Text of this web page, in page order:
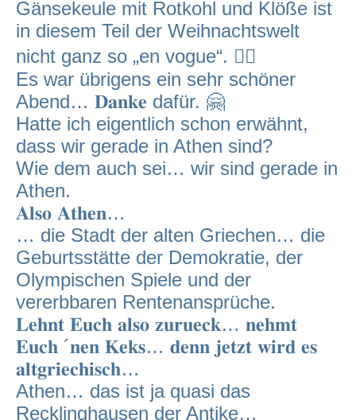
Gänsekeule mit Rotkohl und Klöße ist
in diesem Teil der Weihnachtswelt
nicht ganz so „en vogue“. 🤷‍♂️
Es war übrigens ein sehr schöner
Abend… 𝐃𝐚𝐧𝐤𝐞 dafür. 🤗
Hatte ich eigentlich schon erwähnt,
dass wir gerade in Athen sind?
Wie dem auch sei… wir sind gerade in
Athen.
𝐀𝐥𝐬𝐨 𝐀𝐭𝐡𝐞𝐧…
… die Stadt der alten Griechen… die
Geburtsstätte der Demokratie, der
Olympischen Spiele und der
vererbbaren Rentenansprüche.
𝐋𝐞𝐡𝐧𝐭 𝐄𝐮𝐜𝐡 𝐚𝐥𝐬𝐨 𝐳𝐮𝐫𝐮𝐞𝐜𝐤… 𝐧𝐞𝐡𝐦𝐭
𝐄𝐮𝐜𝐡 ´𝐧𝐞𝐧 𝐊𝐞𝐤𝐬… 𝐝𝐞𝐧𝐧 𝐣𝐞𝐭𝐳𝐭 𝐰𝐢𝐫𝐝 𝐞𝐬
𝐚𝐥𝐭𝐠𝐫𝐢𝐞𝐜𝐡𝐢𝐬𝐜𝐡…
Athen… das ist ja quasi das
Recklinghausen der Antike…